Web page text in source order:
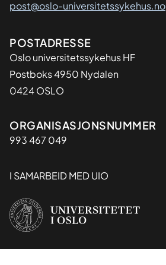
post@oslo-universitetssykehus.no
Adresse
POSTADRESSE
Oslo universitetssykehus HF
Postboks 4950 Nydalen
0424 OSLO
Organisasjon
ORGANISASJONSNUMMER
993 467 049
I SAMARBEID MED UIO